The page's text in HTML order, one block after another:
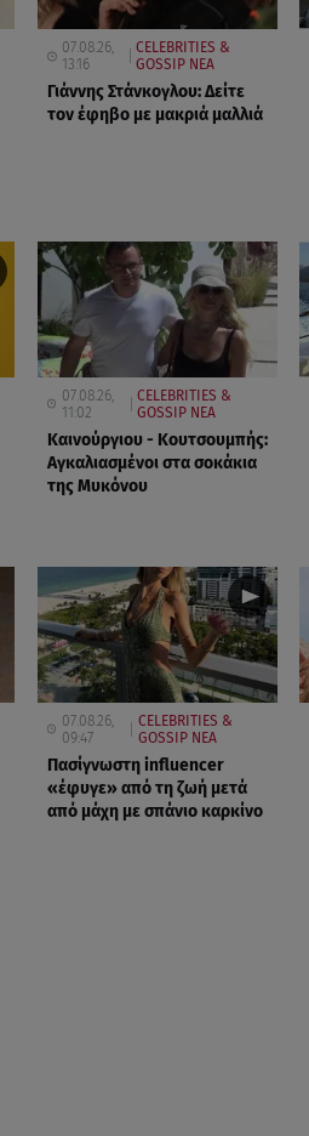
07.08.26,
13:16
CELEBRITIES &
GOSSIP ΝΕΑ
Γιάννης Στάνκογλου: Δείτε
τον έφηβο με μακριά μαλλιά
07.08.26,
11:02
CELEBRITIES &
GOSSIP ΝΕΑ
Καινούργιου - Κουτσουμπής:
Αγκαλιασμένοι στα σοκάκια
της Μυκόνου
07.08.26,
09:47
CELEBRITIES &
GOSSIP ΝΕΑ
Πασίγνωστη influencer
«έφυγε» από τη ζωή μετά
από μάχη με σπάνιο καρκίνο